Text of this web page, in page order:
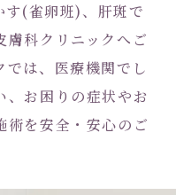
す(雀卵班)、肝斑で
膚科クリニックへご
では、医療機関でし
お困りの症状やお
術を安全・安心のご